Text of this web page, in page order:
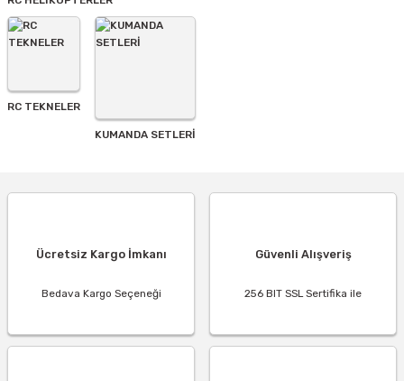
RC TEKNELER
KUMANDA SETLERİ
Ücretsiz Kargo İmkanı
Bedava Kargo Seçeneği
Güvenli Alışveriş
256 BIT SSL Sertifika ile